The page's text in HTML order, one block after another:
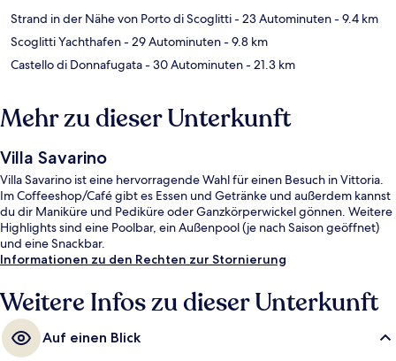
Strand in der Nähe von Porto di Scoglitti- 23 Autominuten- 9.4 km
Scoglitti Yachthafen- 29 Autominuten- 9.8 km
Castello di Donnafugata- 30 Autominuten- 21.3 km
Mehr zu dieser Unterkunft
Villa Savarino
Villa Savarino ist eine hervorragende Wahl für einen Besuch in Vittoria.
Im Coffeeshop/Café gibt es Essen und Getränke und außerdem kannst
du dir Maniküre und Pediküre oder Ganzkörperwickel gönnen. Weitere
Highlights sind eine Poolbar, ein Außenpool (je nach Saison geöffnet)
und eine Snackbar.
Informationen zu den Rechten zur Stornierung
Weitere Infos zu dieser Unterkunft
Auf einen Blick